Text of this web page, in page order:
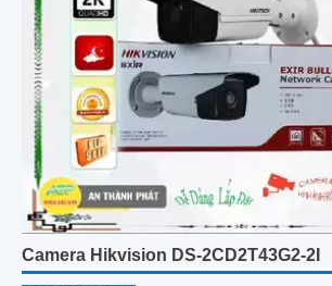
Camera Hikvision DS-2CD2T43G2-2I